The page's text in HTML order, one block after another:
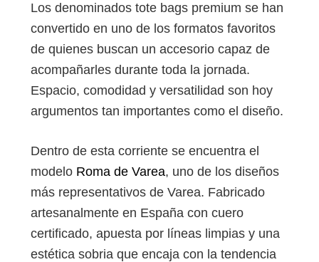
Los denominados tote bags premium se han
convertido en uno de los formatos favoritos
de quienes buscan un accesorio capaz de
acompañarles durante toda la jornada.
Espacio, comodidad y versatilidad son hoy
argumentos tan importantes como el diseño.
Dentro de esta corriente se encuentra el
modelo Roma de Varea, uno de los diseños
más representativos de Varea. Fabricado
artesanalmente en España con cuero
certificado, apuesta por líneas limpias y una
estética sobria que encaja con la tendencia